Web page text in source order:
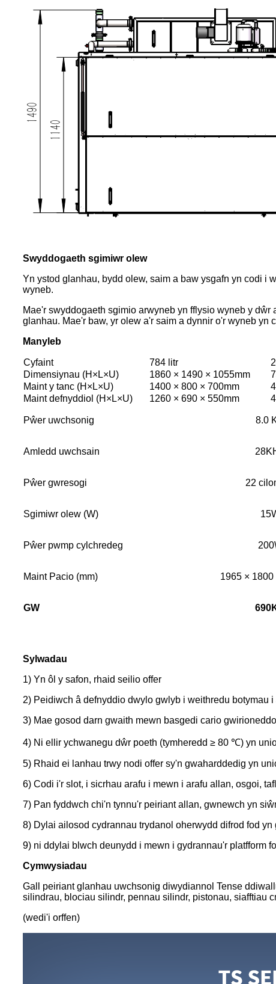
Swyddogaeth sgimiwr olew
Yn ystod glanhau, bydd olew, saim a baw ysgafn yn codi i
wyneb.
Mae'r swyddogaeth sgimio arwyneb yn fflysio wyneb y
glanhau. Mae'r baw, yr olew a'r saim a dynnir o'r wyneb
Manyleb
Cyfaint 784 litr
Dimensiynau (H×L×U)
1860 × 1490 × 1055mm
Maint y tanc (H×L×U)
1400 × 800 × 700mm
Maint defnyddiol (H×L×U)
1260 × 690 × 550mm
Pŵer uwchsonig 8.0
Amledd uwchsain
Pŵer gwresogi 22
Sgimiwr olew (W)
Pŵer pwmp cylchredeg
Maint Pacio (mm) 1965 ×
GW 690
Sylwadau
1) Yn ôl y safon, rhaid seilio offer
2) Peidiwch â defnyddio dwylo gwlyb i weithredu botymau
3) Mae gosod darn gwaith mewn basgedi cario
4) Ni ellir ychwanegu dŵr poeth (tymheredd ≥ 80 ℃) yn
5) Rhaid ei lanhau trwy nodi offer sy'n gwaharddedig yn
6) Codi i'r slot, i sicrhau arafu i mewn i arafu allan, osgoi,
7) Pan fyddwch chi'n tynnu'r peiriant allan, gwnewch yn
8) Dylai ailosod cydrannau trydanol oherwydd difrod fod
9) ni ddylai blwch deunydd i mewn i gydrannau'r platfform
Cymwysiadau
Gall peiriant glanhau uwchsonig diwydiannol Tense
silindrau, blociau silindr, pennau silindr, pistonau, siafftiau
(wedi'i orffen)